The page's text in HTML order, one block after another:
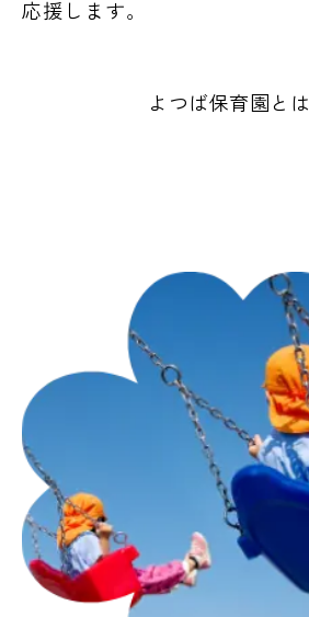
応援します。
よつば保育園とは